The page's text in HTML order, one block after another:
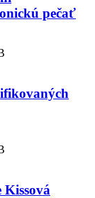
pečať